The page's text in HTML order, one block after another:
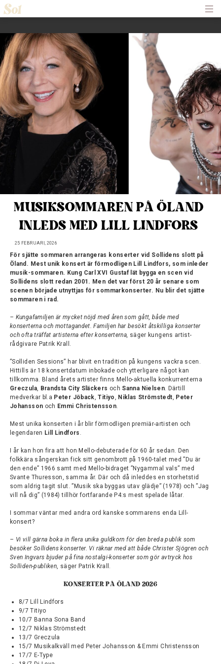
Frågor och Svar
Biljetter
Servering
Nyheter
Historik
Kontakt
MUSIKSOMMAREN PÅ ÖLAND
INLEDS MED LILL LINDFORS
25 FEBRUARI, 2026
För sjätte sommaren arrangeras konserter vid Sollidens slott på
Öland. Mest unik konsert är förmodligen Lill Lindfors, som inleder
musik-sommaren. Kung Carl XVI Gustaf lät bygga en scen vid
Sollidens slott redan 2001. Men det var först 20 år senare som
scenen började utnyttjas för sommarkonserter. Nu blir det sjätte
sommaren i rad.
– Kungafamiljen är mycket nöjd med åren som gått, både med
konserterna och mottagandet. Familjen har besökt åtskilliga konserter
och ofta träffat artisterna efter konserterna, säger kungens artist-
rådgivare Patrik Krall.
”Solliden Sessions” har blivit en tradition på kungens vackra scen.
Hittills är 18 konsertdatum inbokade och ytterligare något kan
tillkomma. Bland årets artister finns Mello-aktuella konkurrenterna
Greczula, Brandsta City Släckers och Sanna Nielsen. Därtill
medverkar bl.a Peter Jöback,Titiyo, Niklas Strömstedt, Peter
Johansson och Emmi Christensson.
Mest unika konserten i år blir förmodligen premiär-artisten och
legendaren Lill Lindfors .
I år kan hon fira att hon Mello-debuterade för 60 år sedan. Den
folkkära sångerskan fick sitt genombrott på 1960-talet med ”Du är
den ende” 1966 samt med Mello-bidraget ”Nygammal vals” med
Svante Thuresson, samma år. Där och då inleddes en storhetstid
som aldrig tagit slut. ”Musik ska byggas utav glädje” (1978) och ”Jag
vill nå dig” (1984) tillhör fortfarande P4:s mest spelade låtar.
I sommar väntar med andra ord kanske sommarens enda Lill-
konsert?
– Vi vill gärna boka in flera unika guldkorn för den breda publik som
besöker Sollidenskonserter. Vi räknar med att både Christer Sjögren och
Sven Ingvars bjuder på finanostalgi-konserter som gör avtryck hos
Solliden-publiken, säger Patrik Krall.
KONSERTER PÅ ÖLAND 2026
8/7 Lill Lindfors
9/7 Titiyo
10/7 Banna Sona Band
12/7 Niklas Strömstedt
13/7 Greczula
15/7 Musikalkväll med Peter Johansson & Emmi Christensson
17/7 E-Type